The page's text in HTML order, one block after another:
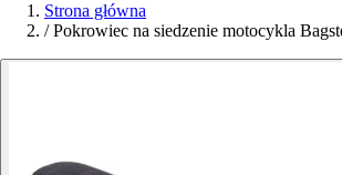
Strona główna
/ Pokrowiec na siedzenie motocykla